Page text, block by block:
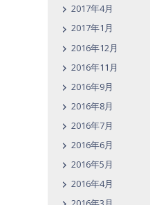
2017年4月
2017年1月
2016年12月
2016年11月
2016年9月
2016年8月
2016年7月
2016年6月
2016年5月
2016年4月